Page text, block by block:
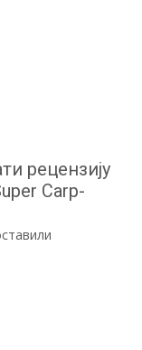
рецензију
Carp-